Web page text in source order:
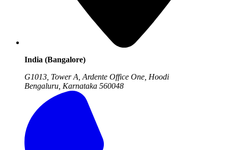
India (Bangalore)
G1013, Tower A, Ardente Office One, Hoodi
Bengaluru, Karnataka 560048